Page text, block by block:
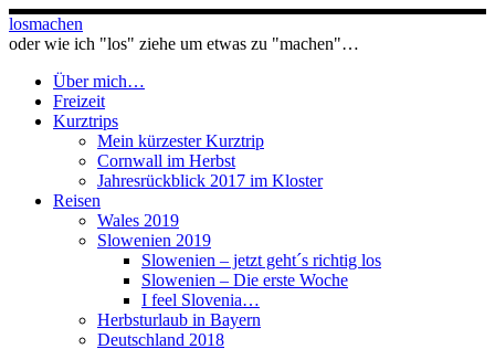
Zum
Inhalt
losmachen
oder wie ich "los" ziehe um etwas zu "machen"…
Über mich…
Freizeit
Kurztrips
Mein kürzester Kurztrip
Cornwall im Herbst
Jahresrückblick 2017 im Kloster
Reisen
Wales 2019
Slowenien 2019
Slowenien – jetzt geht´s richtig los
Slowenien – Die erste Woche
I feel Slovenia…
Herbsturlaub in Bayern
Deutschland 2018